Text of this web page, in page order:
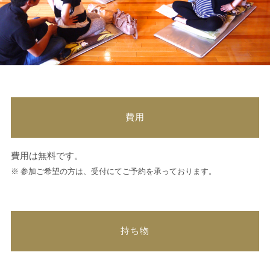
費用
費用は無料です。
参加ご希望の方は、受付にてご予約を承っております。
持ち物